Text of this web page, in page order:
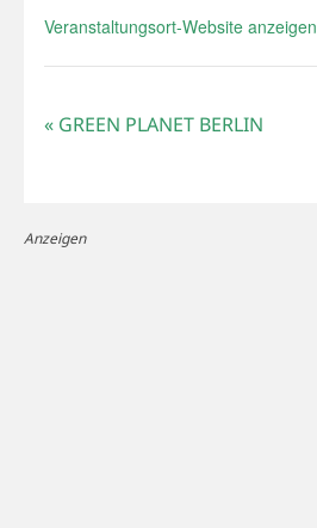
Veranstaltungsort-Website anzeigen
«GREEN PLANET BERLIN
Anzeigen